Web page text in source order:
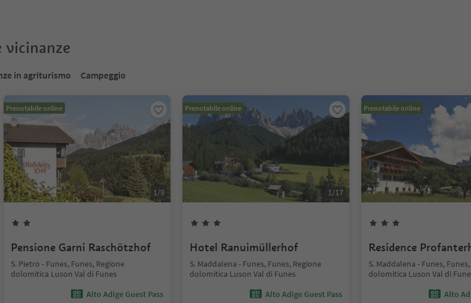
in agriturismo Campeggio
Prenotabile online
1/9
Pensione Garni Raschötzhof
S. Pietro - Funes, Funes, Regione
dolomitica Luson Val di Funes
Alto Adige Guest Pass
Prenotabile online
1/17
Hotel Ranuimüllerhof
S. Maddalena - Funes, Funes, Regione
dolomitica Luson Val di Funes
Alto Adige Guest Pass
Prenotabile online
Residence
S. Maddalena - Funes,
dolomitica Luson Val di
Alto